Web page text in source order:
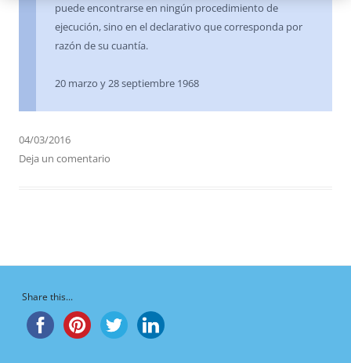
puede encontrarse en ningún procedimiento de
ejecución, sino en el declarativo que corresponda por
razón de su cuantía.
20 marzo y 28 septiembre 1968
04/03/2016
Deja un comentario
Share this...